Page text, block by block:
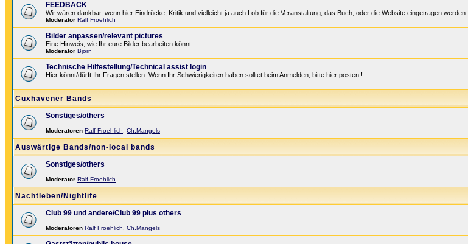
FEEDBACK
Wir wären dankbar, wenn hier Eindrücke, Kritik und vielleicht ja auch Lob für die Veranstaltung, das Buch, oder die Website eingetragen werden.
Moderator Ralf Froehlich
Bilder anpassen/relevant pictures
Eine Hinweis, wie Ihr eure Bilder bearbeiten könnt.
Moderator Björn
Technische Hilfestellung/Technical assist login
Hier könnt/dürft Ihr Fragen stellen. Wenn Ihr Schwierigkeiten haben solltet beim Anmelden, bitte hier posten !
Cuxhavener Bands
Sonstiges/others
Moderatoren Ralf Froehlich Ch.Mangels
Auswärtige Bands/non-local bands
Sonstiges/others
Moderator Ralf Froehlich
Nachtleben/Nightlife
Club 99 und andere/Club 99 plus others
Moderatoren Ralf Froehlich Ch.Mangels